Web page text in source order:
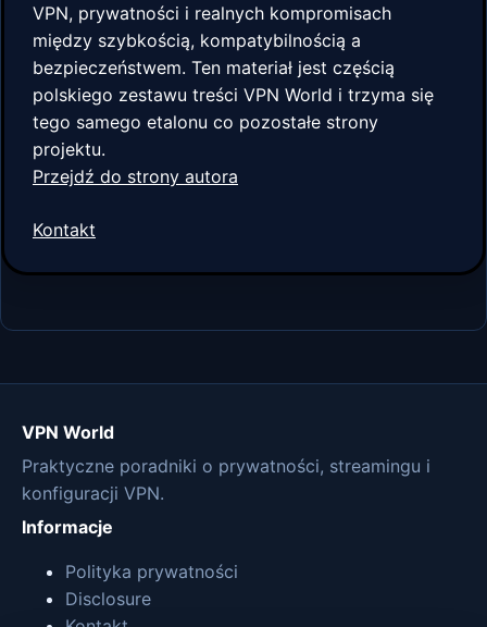
VPN, prywatności i realnych kompromisach
między szybkością, kompatybilnością a
bezpieczeństwem. Ten materiał jest częścią
polskiego zestawu treści VPN World i trzyma się
tego samego etalonu co pozostałe strony
projektu.
Przejdź do strony autora
Kontakt
VPN World
Praktyczne poradniki o prywatności, streamingu i
konfiguracji VPN.
Informacje
Polityka prywatności
Disclosure